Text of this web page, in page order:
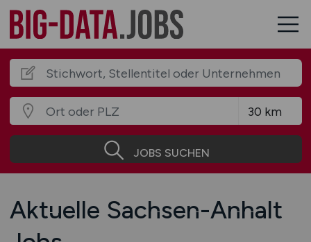
JOBS SUCHEN
Aktuelle Sachsen-Anhalt